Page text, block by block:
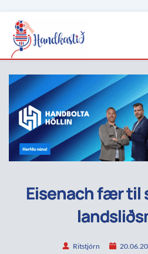
Eisenach fær til
Ritstjórn